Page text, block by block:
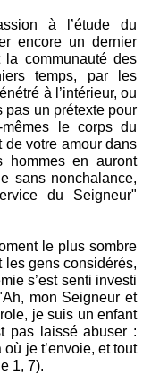
à l’étude du
encore un dernier
communauté des
temps, par les
à l’intérieur, ou
pas un prétexte pour
le corps du
de votre amour dans
en auront
sans nonchalance,
du Seigneur"
le plus sombre
les gens considérés,
s’est senti investi
mon Seigneur et
je suis un enfant
pas laissé abuser :
je t’envoie, et tout
1, 7).